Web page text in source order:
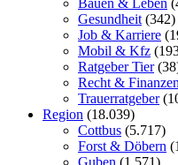
Gesundheit (342)
Job & Karriere
Mobil & Kfz
Ratgeber Tier
Recht & Finanzen
Trauerratgeber
Region (18.039)
Cottbus (5.717)
Forst & Döbern
Guben (1.571)